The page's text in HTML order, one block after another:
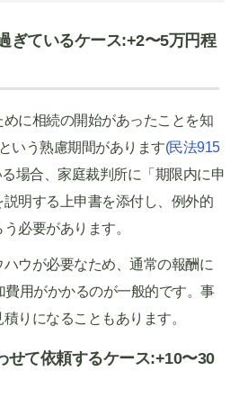
ぎているケース:+2〜5万円程
に相続の開始があったことを知
いう熟慮期間があります(民法915
場合、家庭裁判所に「期限内に申
明する上申書を添付し、例外的
必要があります。
ウが必要なため、通常の報酬に
費用がかかるのが一般的です。事
りになることもあります。
せて依頼するケース:+10〜30